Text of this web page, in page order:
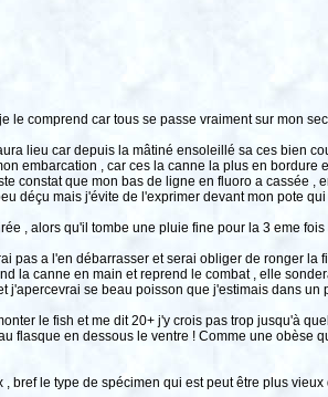
le comprend car tous se passe vraiment sur mon
lieu car depuis la mâtiné ensoleillé sa ces bien
embarcation , car ces la canne la plus en
constat que mon bas de ligne en fluoro a cassée
déçu mais j'évite de l'exprimer devant mon pote
, alors qu'il tombe une pluie fine pour la 3 eme
pas a l'en débarrasser et serai obliger de ronger
la canne en main et reprend le combat , elle
j'apercevrai se beau poisson que j'estimais dans un
le fish et me dit 20+ j'y crois pas trop jusqu'à
flasque en dessous le ventre ! Comme une obèse
bref le type de spécimen qui est peut être plus